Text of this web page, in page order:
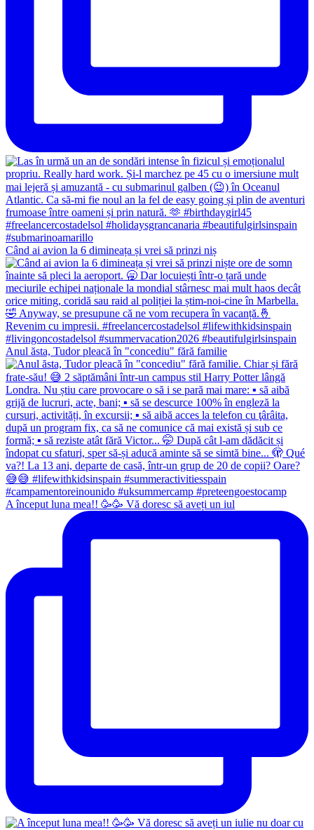
Când ai avion la 6 dimineața și vrei să prinzi niș
Anul ăsta, Tudor pleacă în "concediu" fără familie
A început luna mea!! 🥳🥳 Vă doresc să aveți un iul